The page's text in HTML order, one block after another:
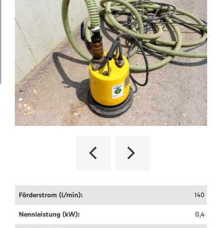
Förderstrom (l/min): 140
Nennleistung (kW): 0,4